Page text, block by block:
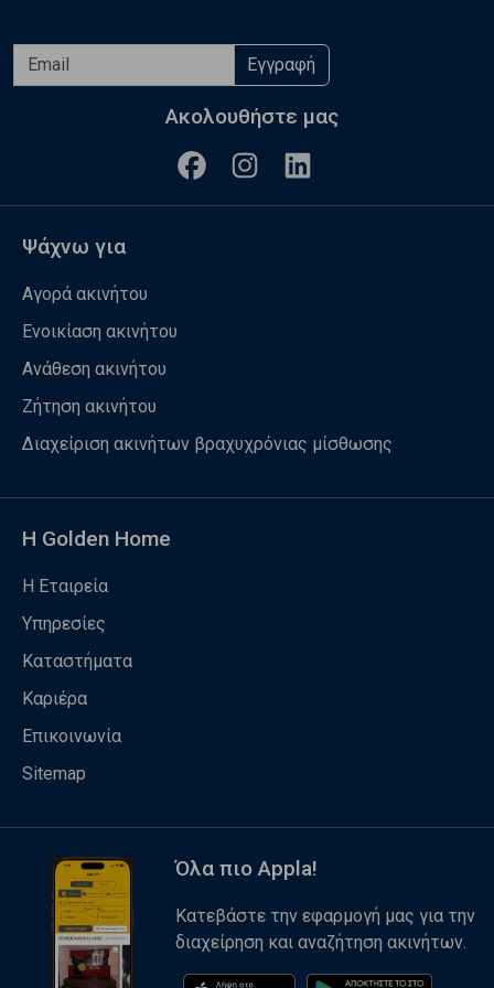
Εγγραφή
Ακολουθήστε μας
Ψάχνω για
Αγορά ακινήτου
Ενοικίαση ακινήτου
Ανάθεση ακινήτου
Ζήτηση ακινήτου
Διαχείριση ακινήτων βραχυχρόνιας μίσθωσης
Η Golden Home
Η Εταιρεία
Υπηρεσίες
Καταστήματα
Καριέρα
Επικοινωνία
Sitemap
Όλα πιο Appla!
Κατεβάστε την εφαρμογή μας για την
διαχείρηση και αναζήτηση ακινήτων.